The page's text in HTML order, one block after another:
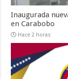
Inaugurada
en Carabobo
Hace 2 horas